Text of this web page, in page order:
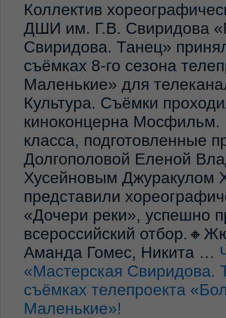
Коллектив
ДШИ им. Г.В. Свиридова
Свиридова. Танец»
съёмках 8-го сезона
Маленькие» для
Культура. Съёмки
киноконцерна Мосфильм.
класса, подготовленные
Долгополовой Еленой
Хусейновым Джуракулом
представили
«Дочери реки», успешно
всероссийский
Аманда Гомес, Никита …
«Мастерская Свиридова.
съёмках телепроекта
Маленькие»!